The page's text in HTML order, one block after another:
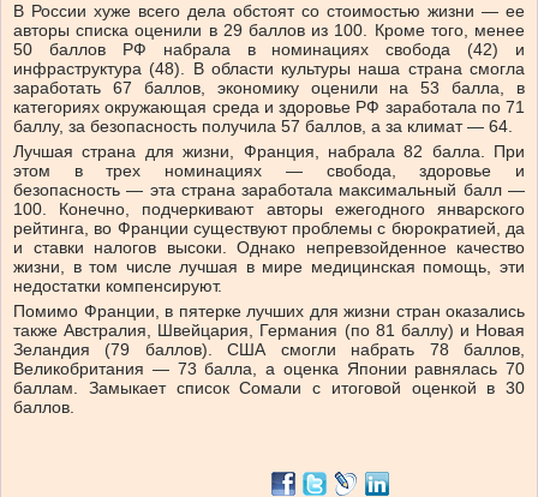
В России хуже всего дела обстоят со стоимостью жизни — ее
авторы списка оценили в 29 баллов из 100. Кроме того, менее
50 баллов РФ набрала в номинациях свобода (42) и
инфраструктура (48). В области культуры наша страна смогла
заработать 67 баллов, экономику оценили на 53 балла, в
категориях окружающая среда и здоровье РФ заработала по 71
баллу, за безопасность получила 57 баллов, а за климат — 64.
Лучшая страна для жизни, Франция, набрала 82 балла. При
этом в трех номинациях — свобода, здоровье и
безопасность — эта страна заработала максимальный балл —
100. Конечно, подчеркивают авторы ежегодного январского
рейтинга, во Франции существуют проблемы с бюрократией, да
и ставки налогов высоки. Однако непревзойденное качество
жизни, в том числе лучшая в мире медицинская помощь, эти
недостатки компенсируют.
Помимо Франции, в пятерке лучших для жизни стран оказались
также Австралия, Швейцария, Германия (по 81 баллу) и Новая
Зеландия (79 баллов). США смогли набрать 78 баллов,
Великобритания — 73 балла, а оценка Японии равнялась 70
баллам. Замыкает список Сомали с итоговой оценкой в 30
баллов.